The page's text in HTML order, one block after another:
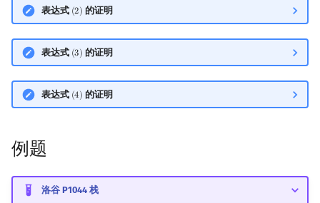
表达式 (2)
(2) 的证明
表达式 (3)
(3) 的证明
表达式 (4)
(4) 的证明
例题
洛谷 P1044 栈